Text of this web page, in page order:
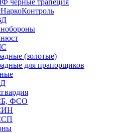
(золотые)
для прапорщиков
ФСО